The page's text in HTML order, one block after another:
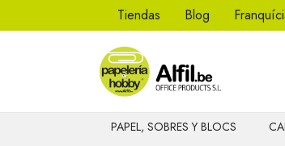
Tiendas Blog
PAPEL, SOBRES Y BLOCS